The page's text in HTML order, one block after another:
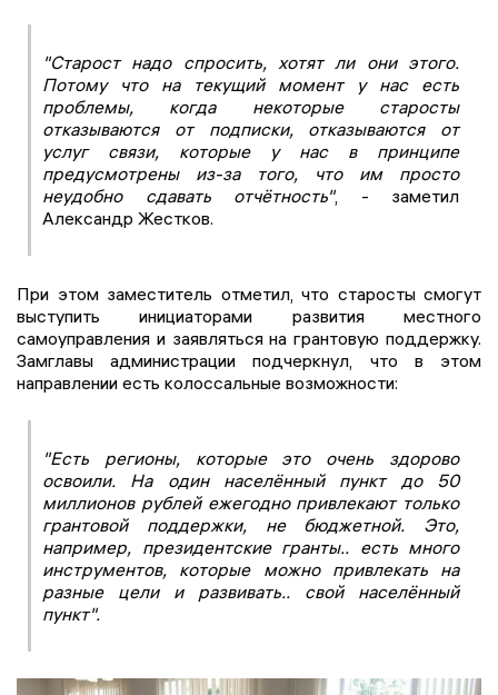
"Старост надо спросить, хотят ли они этого.
Потому что на текущий момент у нас есть
проблемы, когда некоторые старосты
отказываются от подписки, отказываются от
услуг связи, которые у нас в принципе
предусмотрены из-за того, что им просто
неудобно сдавать отчётность", - заметил
Александр Жестков.
При этом заместитель отметил, что старосты смогут
выступить инициаторами развития местного
самоуправления и заявляться на грантовую поддержку.
Замглавы администрации подчеркнул, что в этом
направлении есть колоссальные возможности:
"Есть регионы, которые это очень здорово
освоили. На один населённый пункт до 50
миллионов рублей ежегодно привлекают только
грантовой поддержки, не бюджетной. Это,
например, президентские гранты.. есть много
инструментов, которые можно привлекать на
разные цели и развивать.. свой населённый
пункт".